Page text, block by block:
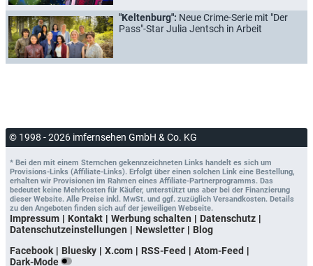
"Keltenburg": Neue Crime-Serie mit "Der
Pass"-Star Julia Jentsch in Arbeit
© 1998 - 2026 imfernsehen GmbH & Co. KG
* Bei den mit einem Sternchen gekennzeichneten Links handelt es sich um
Provisions-Links (Affiliate-Links). Erfolgt über einen solchen Link eine Bestellung,
erhalten wir Provisionen im Rahmen eines Affiliate-Partnerprogramms. Das
bedeutet keine Mehrkosten für Käufer, unterstützt uns aber bei der Finanzierung
dieser Website. Alle Preise inkl. MwSt. und ggf. zuzüglich Versandkosten. Details
zu den Angeboten finden sich auf der jeweiligen Webseite.
Impressum Kontakt Werbung schalten
Datenschutz
Datenschutzeinstellungen
Newsletter
Blog
Facebook
Bluesky X.com RSS-Feed
Atom-Feed
Dark-Mode